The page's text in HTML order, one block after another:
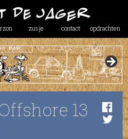
zusje contact opdrachten
13